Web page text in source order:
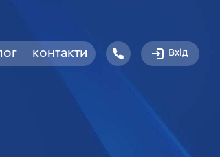
контакти Вхід